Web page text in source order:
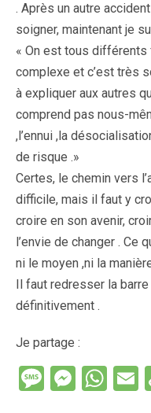
. Après un autre
soigner, maintenant je
« On est tous différents
complexe et c’est très
à expliquer aux autres
comprend pas nous-
,l’ennui ,la
de risque .»
Certes, le chemin vers
difficile, mais il faut y
croire en son avenir,
l’envie de changer . Ce
ni le moyen ,ni la
Il faut redresser la
définitivement .
Je partage :
M
M
W